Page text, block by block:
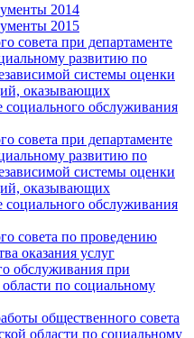
2014
2015
совета при департаменте
развитию по
системы оценки
оказывающих
социального обслуживания
совета при департаменте
развитию по
системы оценки
оказывающих
социального обслуживания
совета по проведению
оказания услуг
обслуживания при
по социальному
общественного совета
области по социальному